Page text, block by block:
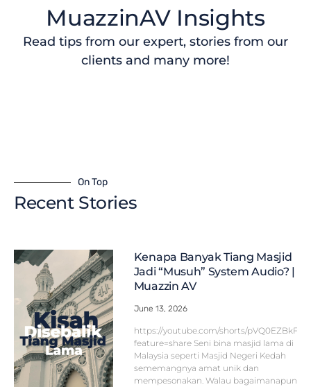
MuazzinAV Insights
Read tips from our expert, stories from our
clients and many more!
On Top
Recent Stories
Kenapa Banyak Tiang Masjid
Jadi “Musuh” System Audio? |
Muazzin AV
June 13, 2026
https://youtube.com/shorts/
feature=share Seni bina masjid lama di
Malaysia seperti Masjid Negeri Kedah
sememangnya amat unik dan
mempesonakan. Walau bagaimanapun,